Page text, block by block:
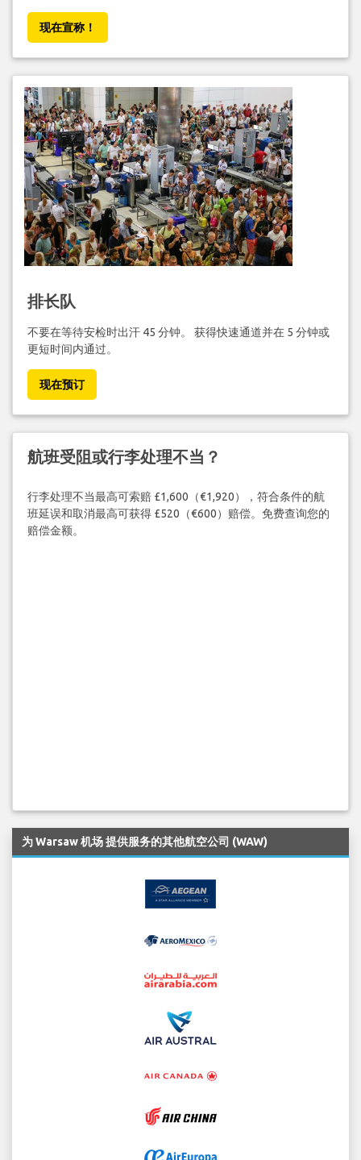
现在宣称！
排长队
不要在等待安检时出汗 45 分钟。 获得快速通道并在 5 分钟或
更短时间内通过。
现在预订
航班受阻或行李处理不当？
行李处理不当最高可索赔 £1,600（€1,920），符合条件的航
班延误和取消最高可获得 £520（€600）赔偿。免费查询您的
赔偿金额。
为 Warsaw 机场 提供服务的其他航空公司 (WAW)